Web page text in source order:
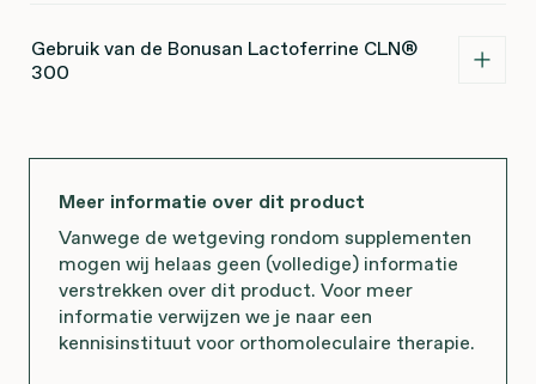
Gebruik van de Bonusan Lactoferrine CLN®
300
Meer informatie over dit product
Vanwege de wetgeving rondom supplementen
mogen wij helaas geen (volledige) informatie
verstrekken over dit product. Voor meer
informatie verwijzen we je naar een
kennisinstituut voor orthomoleculaire therapie.